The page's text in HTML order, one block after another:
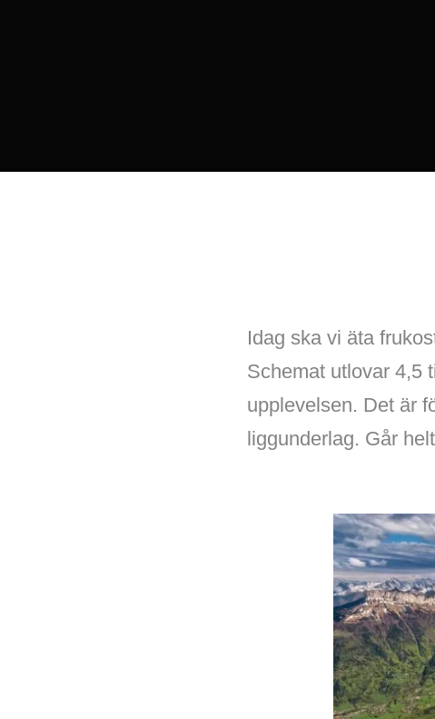
Idag ska vi äta
Schemat utlovar 4,5
upplevelsen. Det är
liggunderlag. Går